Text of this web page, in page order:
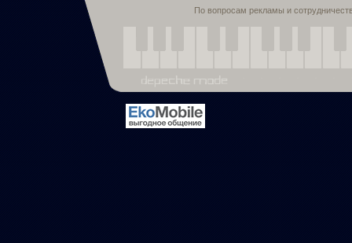
По вопросам рекламы и